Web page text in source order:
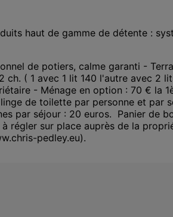
haut de gamme de détente :
de potiers, calme garanti -
( 1 avec 1 lit 140 l'autre avec 2
- Ménage en option : 70 € la
de toilette par personne et par
par séjour : 20 euros.  Panier de
sur place auprès de la
pedley.eu).